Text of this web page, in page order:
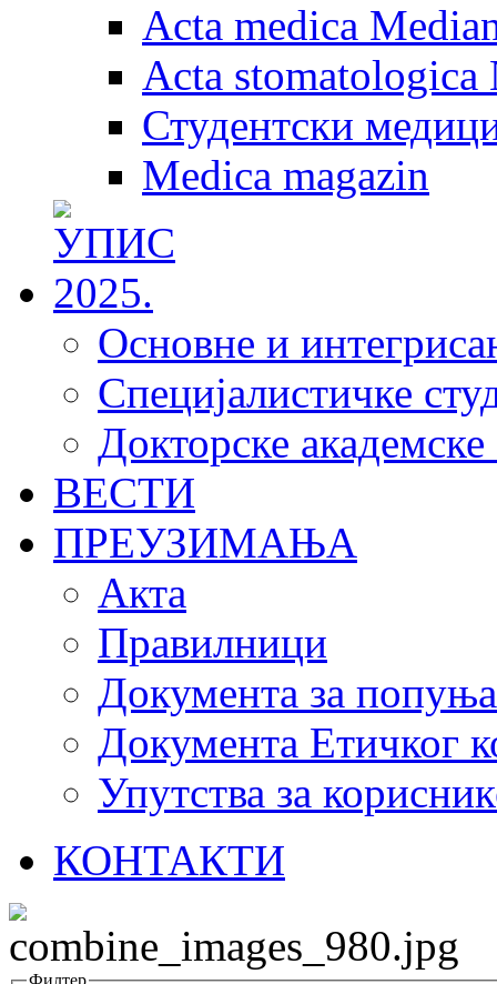
Acta medica
Acta stomatologica
Студентски
Medica magazin
Основне и
Специјалистичке
Докторске академске
ВЕСТИ
ПРЕУЗИМАЊА
Акта
Правилници
Документа за
Документа Етичког
Упутства за
КОНТАКТИ
Филтер